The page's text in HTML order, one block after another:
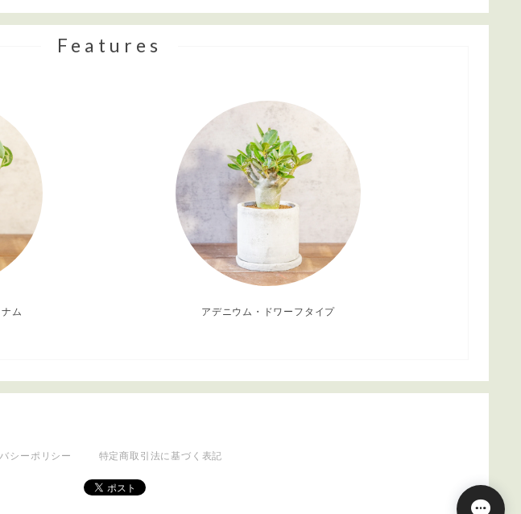
Features
ム アデニウム・ドワーフタイプ
シーポリシー 特定商取引法に基づく表記